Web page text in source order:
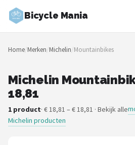
Bicycle Mania
Zoeken
NAVIGATIE
Merken
Blog
Home/Merken/Michelin/Mountainbikes
Michelin
18,81
1 product· € 18,81 – € 18,81 · Bekijk alle
Michelin producten